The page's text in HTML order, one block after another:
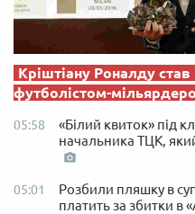
Кріштіану Роналду став
футболістом-
05:58
«Білий квиток» під
начальника ТЦК,
05:01
Розбили пляшку в
платить за збитки в